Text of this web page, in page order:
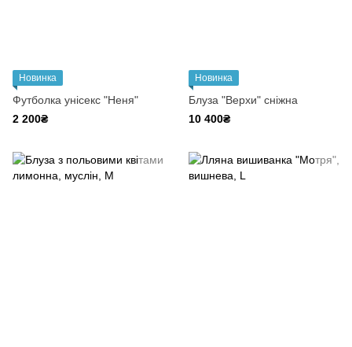
Новинка
Футболка унісекс "Неня"
2 200₴
Новинка
Блуза "Верхи" сніжна
10 400₴